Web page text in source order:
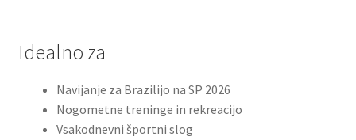
Idealno za
Navijanje za Brazilijo na SP 2026
Nogometne treninge in rekreacijo
Vsakodnevni športni slog